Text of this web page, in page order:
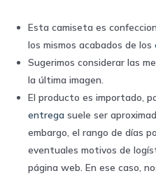
Esta camiseta es
los mismos acabados de los
Sugerimos considerar las
la última imagen.
El producto es importado,
entrega suele ser
embargo, el rango de días
eventuales motivos de
página web. En ese caso,